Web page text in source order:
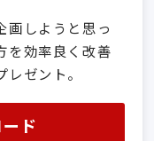
画しようと思っ
を効率良く改善
ゼント。
ド